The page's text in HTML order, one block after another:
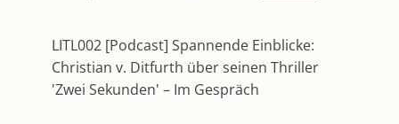
LITL002 [Podcast] Spannende Einblicke:
Christian v. Ditfurth über seinen Thriller
'Zwei Sekunden' – Im Gespräch